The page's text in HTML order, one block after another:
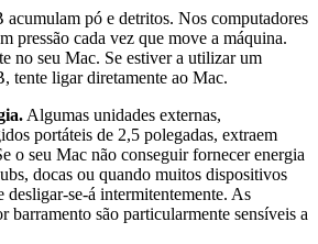
acumulam pó e detritos. Nos computadores
pressão cada vez que move a máquina.
no seu Mac. Se estiver a utilizar um
tente ligar diretamente ao Mac.
Algumas unidades externas,
portáteis de 2,5 polegadas, extraem
o seu Mac não conseguir fornecer energia
docas ou quando muitos dispositivos
desligar-se-á intermitentemente. As
barramento são particularmente sensíveis a